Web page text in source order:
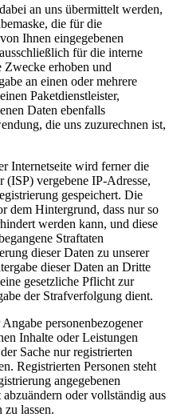
an uns übermittelt werden,
die für die
Ihnen eingegebenen
für die interne
Zwecke erhoben und
an einen oder mehrere
Paketdienstleister,
Daten ebenfalls
die uns zuzurechnen ist,
Internetseite wird ferner die
vergebene IP-Adresse,
gespeichert. Die
dem Hintergrund, dass nur so
werden kann, und diese
Straftaten
dieser Daten zu unserer
dieser Daten an Dritte
gesetzliche Pflicht zur
der Strafverfolgung dient.
personenbezogener
Inhalte oder Leistungen
Sache nur registrierten
Registrierten Personen steht
angegebenen
oder vollständig aus
zu lassen.